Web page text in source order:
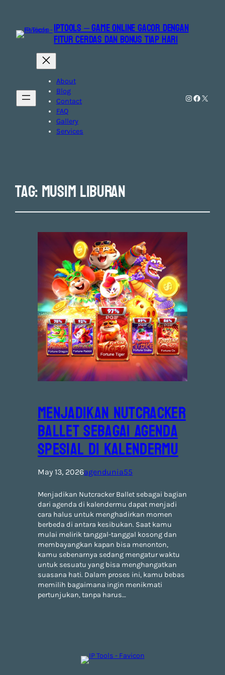
IPTOOLS – GAME ONLINE GACOR DENGAN
FITUR CERDAS DAN BONUS TIAP HARI
About
Blog
Contact
FAQ
Gallery
Services
Instagram
X
Tag:musim liburan
Menjadikan Nutcracker
Ballet Sebagai Agenda
Spesial di Kalendermu
May 13, 2026agendunia55
Menjadikan Nutcracker Ballet sebagai bagian
dari agenda di kalendermu dapat menjadi
cara halus untuk menghadirkan momen
berbeda di antara kesibukan. Saat kamu
mulai melirik tanggal-tanggal kosong dan
membayangkan kapan bisa menonton,
kamu sebenarnya sedang mengatur waktu
untuk sesuatu yang bisa menghangatkan
suasana hati. Dalam proses ini, kamu bebas
memilih bagaimana ingin menikmati
pertunjukan, tanpa harus…